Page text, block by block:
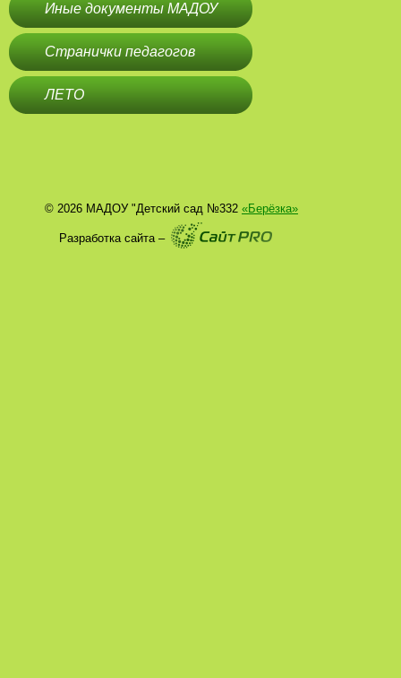
Иные документы МАДОУ
Странички педагогов
ЛЕТО
© 2026 МАДОУ "Детский сад №332 «Берёзка»
Разработка сайта –